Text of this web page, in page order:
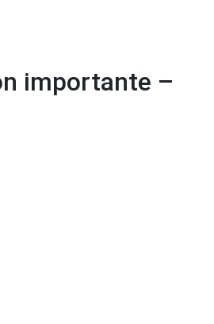
importante –